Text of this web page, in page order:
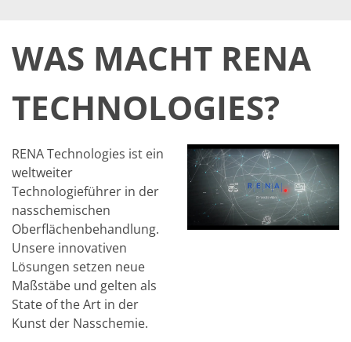
WAS MACHT RENA
TECHNOLOGIES?
RENA Technologies ist ein
weltweiter
Technologieführer in der
nasschemischen
Oberflächenbehandlung.
Unsere innovativen
Lösungen setzen neue
Maßstäbe und gelten als
State of the Art in der
Kunst der Nasschemie.